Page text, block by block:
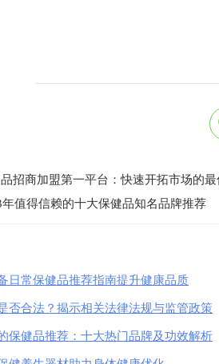
招商加盟第一平台：快速开拓市场的最
年值得信赖的十大保健品知名品牌推荐
日常保健品推荐指南提升健康品质
否合法？揭示相关法律法规与监管政策
保健品推荐：十大热门品牌及功效解析